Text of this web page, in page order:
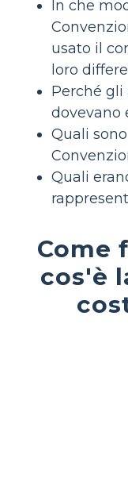
In che
usato il
loro
Perché gli
dovevano
Quali
Quali
Come
cos'è